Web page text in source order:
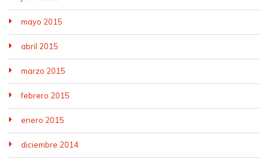
mayo 2015
abril 2015
marzo 2015
febrero 2015
enero 2015
diciembre 2014